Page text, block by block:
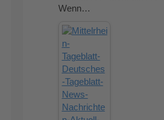
Wenn…